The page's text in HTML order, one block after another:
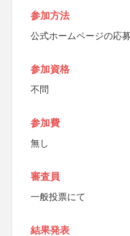
参加方法
公式ホームページの応
参加資格
不問
参加費
無し
審査員
一般投票にて
結果発表